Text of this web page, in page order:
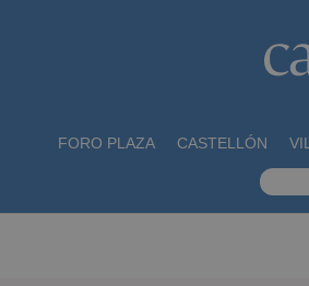
FORO PLAZA CASTELLÓN